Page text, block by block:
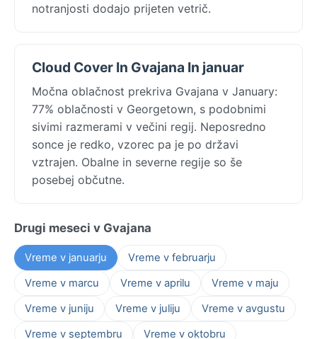
notranjosti dodajo prijeten vetrič.
Cloud Cover In Gvajana In januar
Močna oblačnost prekriva Gvajana v January:
77% oblačnosti v Georgetown, s podobnimi
sivimi razmerami v večini regij. Neposredno
sonce je redko, vzorec pa je po državi
vztrajen. Obalne in severne regije so še
posebej občutne.
Drugi meseci v Gvajana
Vreme v januarju
Vreme v februarju
Vreme v marcu
Vreme v aprilu
Vreme v maju
Vreme v juniju
Vreme v juliju
Vreme v avgustu
Vreme v septembru
Vreme v oktobru